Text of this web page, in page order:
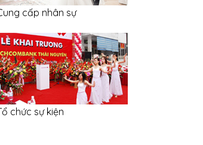
cấp nhân sự
chức sự kiện